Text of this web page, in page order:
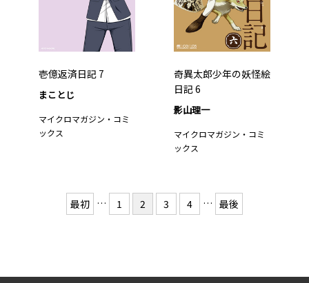
壱億返済日記 7
まことじ
マイクロマガジン・コミ
ックス
奇異太郎少年の妖怪絵
日記 6
影山理一
マイクロマガジン・コミ
ックス
最初 … 1 2 3 4 … 最後